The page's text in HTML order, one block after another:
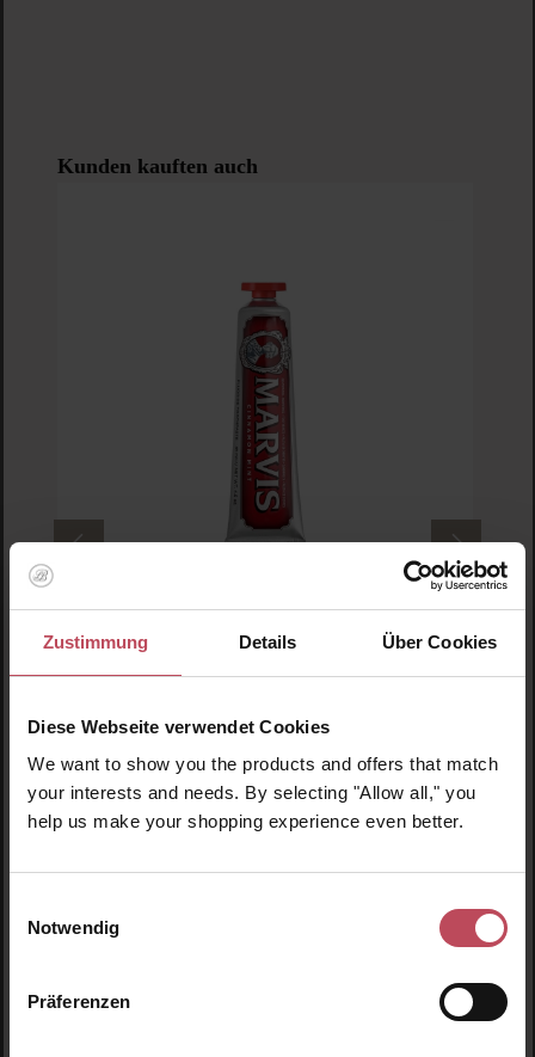
Zustimmung Details Über Cookies
Diese Webseite verwendet Cookies
We want to show you the products and offers that match
your interests and needs. By selecting "Allow all," you
help us make your shopping experience even better.
Notwendig
Präferenzen
Produktgalerie überspringen
Kunden kauften auch
Marvis
Cinnamon Mint Toothpaste
Zahnpasta
Regulärer Preis:
12,05 CHF
Produkt Anzahl: Gib den gewünschten Wert
Produktgalerie überspringen
Ähnliche Produkte